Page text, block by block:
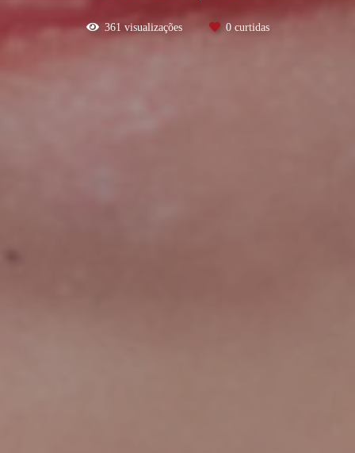
361 visualizações 0curtidas